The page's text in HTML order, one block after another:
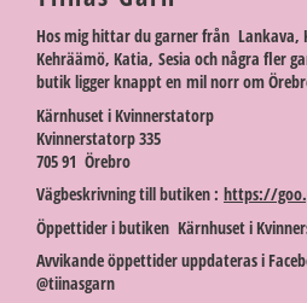
Hos mig hittar du garner från Lankava,
Kehräämö, Katia, Sesia och några fler
butik ligger knappt en mil norr om
Kärnhuset i Kvinnerstatorp
Kvinnerstatorp 335
705 91 Örebro
Vägbeskrivning till butiken : https://
Öppettider i butiken Kärnhuset i
Avvikande öppettider uppdateras i
@tiinasgarn